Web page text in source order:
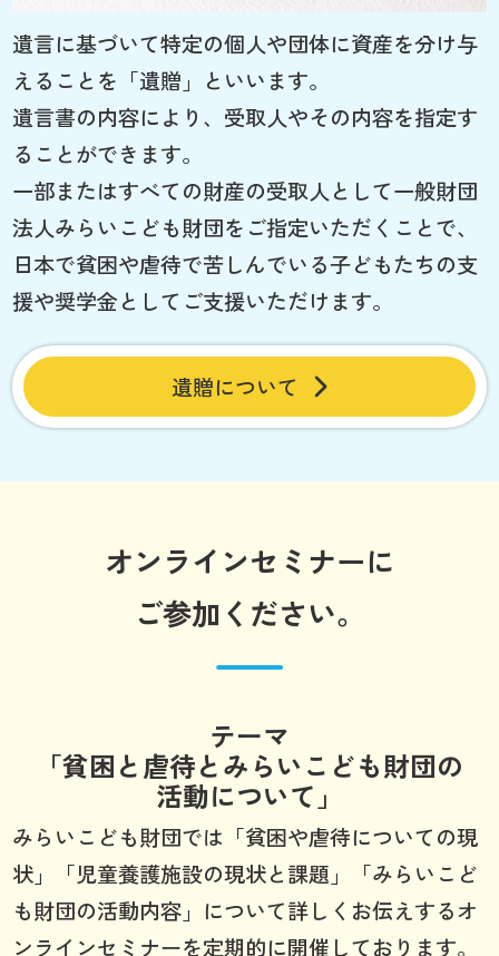
遺言に基づいて特定の個人や団体に資産を分け与
えることを「遺贈」といいます。
遺言書の内容により、受取人やその内容を指定す
ることができます。
一部またはすべての財産の受取人として一般財団
法人みらいこども財団をご指定いただくことで、
日本で貧困や虐待で苦しんでいる子どもたちの支
援や奨学金としてご支援いただけます。
遺贈について
オンラインセミナーに
ご参加ください。
テーマ
「貧困と虐待とみらいこども財団の
活動について」
みらいこども財団では「貧困や虐待についての現
状」「児童養護施設の現状と課題」「みらいこど
も財団の活動内容」について詳しくお伝えするオ
ンラインセミナーを定期的に開催しております。